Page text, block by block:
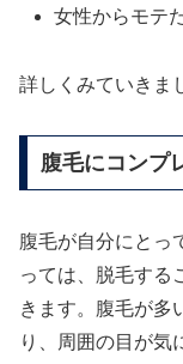
女性からモテ
詳しくみていきま
腹毛にコンプ
腹毛が自分にとっ
っては、脱毛する
きます。腹毛が多
り、周囲の目が気